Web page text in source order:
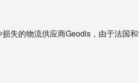
失的物流供应商Geodis，由于法国